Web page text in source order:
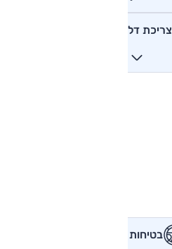
צריכת דלק
בטיחות